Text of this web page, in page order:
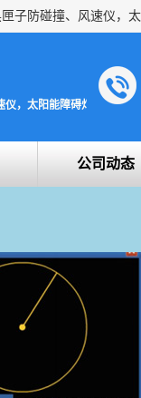
，太阳能障碍灯安全提示灯
公司动态